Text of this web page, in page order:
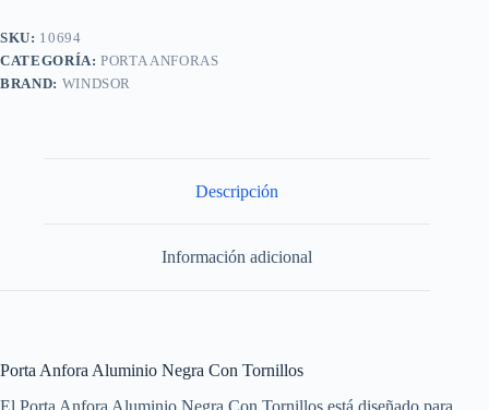
SKU: 10694
CATEGORÍA:PORTA ANFORAS
BRAND: WINDSOR
Descripción
Información adicional
Porta Anfora Aluminio Negra Con Tornillos
El Porta Anfora Aluminio Negra Con Tornillos está diseñado para